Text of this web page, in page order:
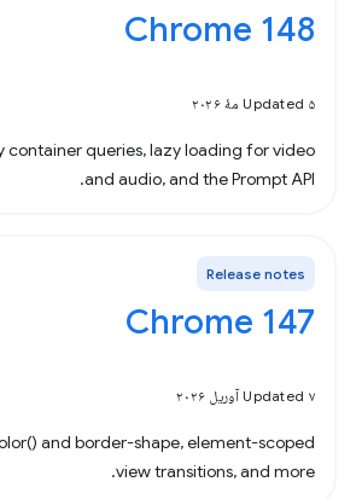
Chrome 148
Updated ۵ مهٔ ۲۰۲۶
container queries, lazy loading for video
and audio, and the Prompt API.
Release notes
Chrome 147
Updated ۷ آوریل ۲۰۲۶
and border-shape, element-scoped
view transitions, and more.